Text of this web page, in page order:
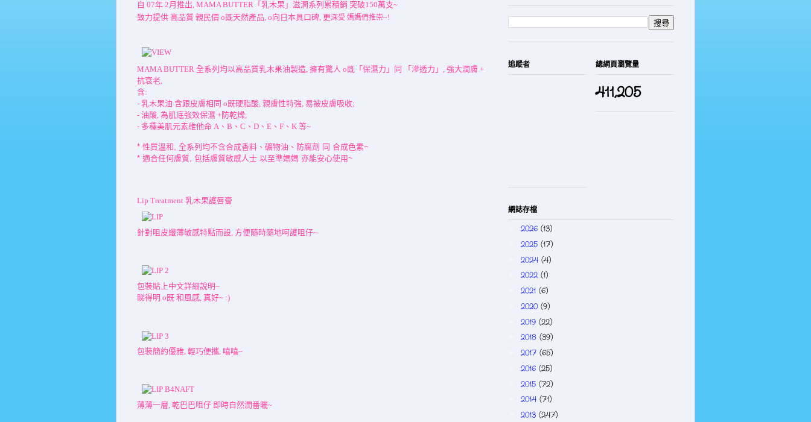
自 07年 2月推出, MAMA BUTTER「乳木果」滋潤系列累積銷 突破150萬支~
致力提供 高品質 親民價 o既天然產品, o向日本具口碑, 更深受 媽媽們推崇~!
MAMA BUTTER 全系列均以高品質乳木果油製造, 擁有驚人 o既「保濕力」同 「滲透力」, 強大潤膚 +
抗衰老,
含:
- 乳木果油 含跟皮膚相同 o既硬脂酸, 親膚性特強, 易被皮膚吸收;
- 油酸, 為肌底強效保濕 +防乾燥;
- 多種美肌元素維他命 A、B、C、D、E、F、K 等~
* 性質溫和, 全系列均不含合成香料、礦物油、防腐劑 同 合成色素~
* 適合任何膚質, 包括膚質敏感人士 以至準媽媽 亦能安心使用~
Lip Treatment 乳木果護唇膏
針對咀皮纖薄敏感特點而設, 方便隨時隨地呵護咀仔~
包裝貼上中文詳細說明~
睇得明 o既 和風感, 真好~ :)
包裝簡約優雅, 輕巧便攜, 嘻嘻~
薄薄一層, 乾巴巴咀仔 即時自然潤番曬~
追蹤者 總網頁瀏覽量
411,205
網誌存檔
2026 (13)
2025 (17)
2024 (4)
2022 (1)
2021 (6)
2020 (9)
2019 (22)
2018 (39)
2017 (65)
2016 (25)
2015 (72)
2014 (71)
2013 (247)